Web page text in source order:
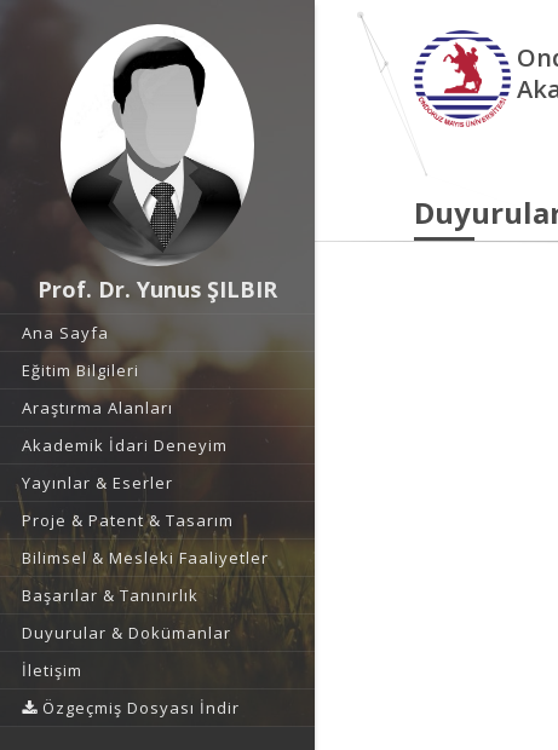
Prof. Dr. Yunus ŞILBIR
Ana Sayfa
Eğitim Bilgileri
Araştırma Alanları
Akademik İdari Deneyim
Yayınlar & Eserler
Proje & Patent & Tasarım
Bilimsel & Mesleki Faaliyetler
Başarılar & Tanınırlık
Duyurular & Dokümanlar
İletişim
Özgeçmiş Dosyası İndir